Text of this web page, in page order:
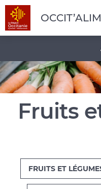
Navigation
Aller
au
contenu
Pied
de
page
OCCIT’ALIM
Fruits
d'Ariane
FRUITS ET